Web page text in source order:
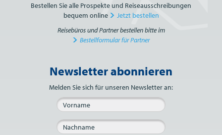
Bestellen Sie alle Prospekte und Reiseausschreibungen
bequem online
Jetzt bestellen
Reisebüros und Partner bestellen bitte im
Bestellformular für Partner
Bitte nicht ausfüllen.
Newsletter abonnieren
Melden Sie sich für unseren Newsletter an: